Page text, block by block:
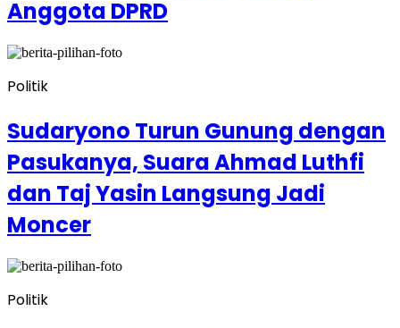
Anggota DPRD
Politik
Sudaryono Turun Gunung dengan
Pasukanya, Suara Ahmad Luthfi
dan Taj Yasin Langsung Jadi
Moncer
Politik